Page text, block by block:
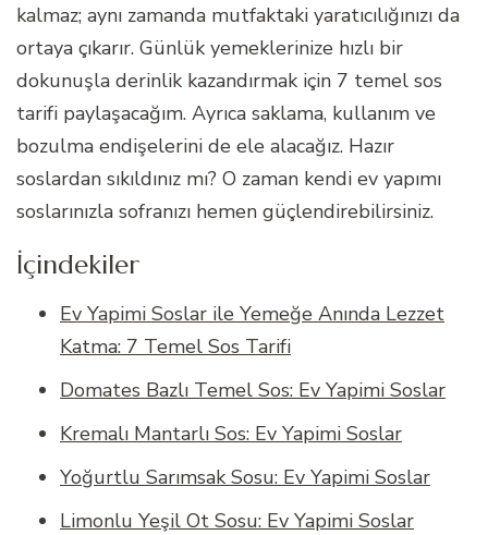
kalmaz; aynı zamanda mutfaktaki yaratıcılığınızı da
ortaya çıkarır. Günlük yemeklerinize hızlı bir
dokunuşla derinlik kazandırmak için 7 temel sos
tarifi paylaşacağım. Ayrıca saklama, kullanım ve
bozulma endişelerini de ele alacağız. Hazır
soslardan sıkıldınız mı? O zaman kendi ev yapımı
soslarınızla sofranızı hemen güçlendirebilirsiniz.
İçindekiler
Ev Yapimi Soslar ile Yemeğe Anında Lezzet
Katma: 7 Temel Sos Tarifi
Domates Bazlı Temel Sos: Ev Yapimi Soslar
Kremalı Mantarlı Sos: Ev Yapimi Soslar
Yoğurtlu Sarımsak Sosu: Ev Yapimi Soslar
Limonlu Yeşil Ot Sosu: Ev Yapimi Soslar